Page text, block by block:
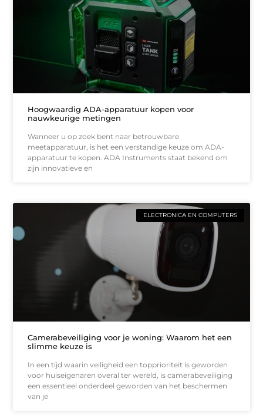
Hoogwaardig ADA-apparatuur kopen voor
nauwkeurige metingen
Wanneer u op zoek bent naar betrouwbare
meetapparatuur, is het een verstandige keuze om ADA-
apparatuur te kopen. ADA Instruments staat bekend om
zijn innovatieve en
ELECTRONICA EN COMPUTERS
Camerabeveiliging voor je woning: Waarom het een
slimme keuze is
In een tijd waarin veiligheid een topprioriteit is geworden
voor huiseigenaren overal ter wereld, is camerabeveiliging
een essentieel onderdeel geworden van het beschermen
van je